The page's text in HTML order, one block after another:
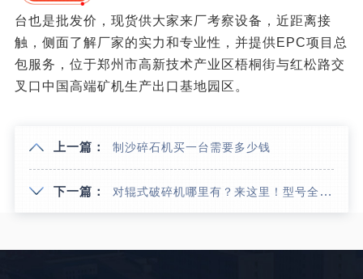
台也是批发价，现货供大家来厂考察设备，近距离接
触，侧面了解厂家的实力和专业性，并提供EPC项目总
包服务，位于郑州市高新技术产业区梧桐街与红松路交
叉口中国高端矿机生产出口基地园区。
上一篇： 制沙碎石机买一台需要多少钱
下一篇： 对辊式破碎机哪里有？来这里！型号全且价格还不贵！